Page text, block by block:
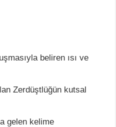
beliren ısı ve
Zerdüştlüğün kutsal
gelen kelime